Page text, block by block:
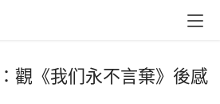
觀《我们永不言棄》後感